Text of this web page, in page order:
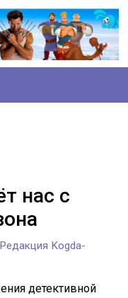
нас с
Редакция Kogda-
детективной